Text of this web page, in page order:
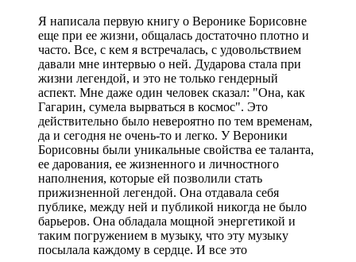
Я написала первую книгу о Веронике Борисовне
еще при ее жизни, общалась достаточно плотно и
часто. Все, с кем я встречалась, с удовольствием
давали мне интервью о ней. Дударова стала при
жизни легендой, и это не только гендерный
аспект. Мне даже один человек сказал: "Она, как
Гагарин, сумела вырваться в космос". Это
действительно было невероятно по тем временам,
да и сегодня не очень-то и легко. У Вероники
Борисовны были уникальные свойства ее таланта,
ее дарования, ее жизненного и личностного
наполнения, которые ей позволили стать
прижизненной легендой. Она отдавала себя
публике, между ней и публикой никогда не было
барьеров. Она обладала мощной энергетикой и
таким погружением в музыку, что эту музыку
посылала каждому в сердце. И все это